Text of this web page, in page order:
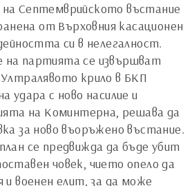
Септемврийското въстание
от Върховния касационен
си в нелегалност.
партията се извършват
крило в БКП
удара с ново насилие и
на Коминтерна, решава да
за ново въоръжено въстание.
се предвижда да бъде убит
човек, чието опело да
и военен елит, за да може